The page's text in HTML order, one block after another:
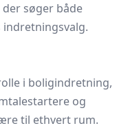
søger både
indretningsvalg.
i boligindretning,
og
til ethvert rum.